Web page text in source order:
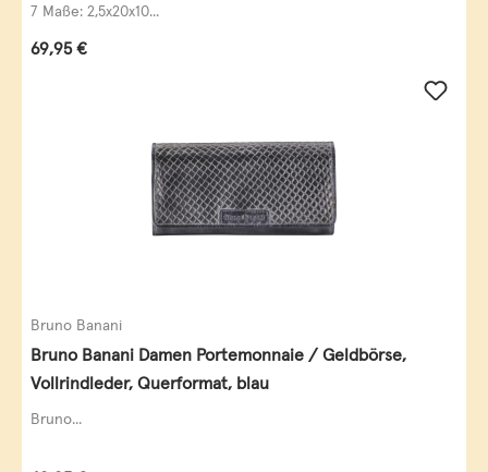
7 Maße: 2,5x20x10...
Regulärer Preis:
69,95 €
Bruno Banani
Bruno Banani Damen Portemonnaie / Geldbörse,
Vollrindleder, Querformat, blau
Bruno...